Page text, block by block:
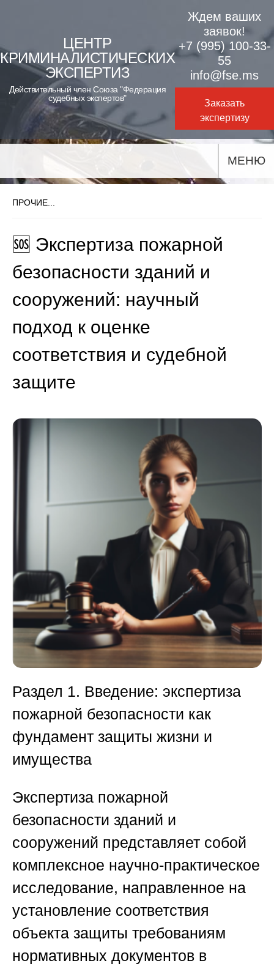
content
ЦЕНТР
КРИМИНАЛИСТИЧЕСКИХ
ЭКСПЕРТИЗ
Действительный член Союза "Федерация
судебных экспертов"
Ждем ваших
заявок!
+7 (995) 100-33-
55
info@fse.ms
Заказать
экспертизу
МЕНЮ
ПРОЧИЕ...
🆘 Экспертиза пожарной
безопасности зданий и
сооружений: научный
подход к оценке
соответствия и судебной
защите
Раздел 1. Введение: экспертиза
пожарной безопасности как
фундамент защиты жизни и
имущества
Экспертиза пожарной
безопасности зданий и
сооружений представляет собой
комплексное научно-практическое
исследование, направленное на
установление соответствия
объекта защиты требованиям
нормативных документов в